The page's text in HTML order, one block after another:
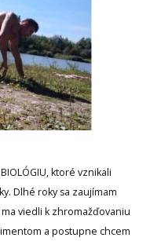
ktoré vznikali
Dlhé roky sa zaujímam
ma viedli k zhromažďovaniu
a postupne chcem